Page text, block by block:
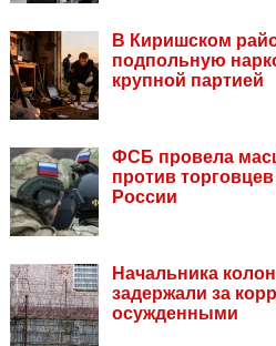
В Киришском
подпольную
крупной партией
ФСБ провела
против
России
Начальника
задержали за
осужденными